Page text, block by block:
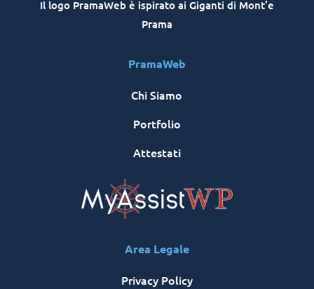
Il logo PramaWeb è ispirato ai Giganti di Mont’e
Prama
PramaWeb
Chi Siamo
Portfolio
Attestati
Area Legale
Privacy Policy